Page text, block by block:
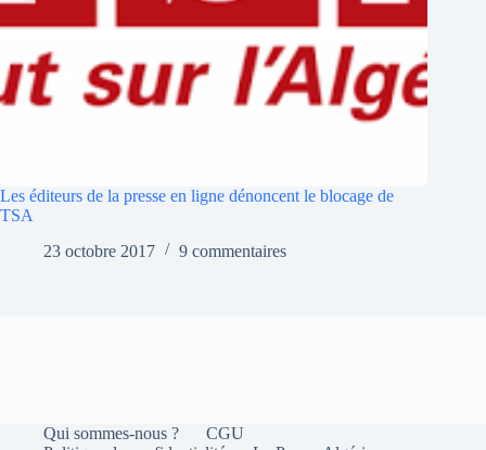
Les éditeurs de la presse en ligne dénoncent le blocage de
TSA
23 octobre 2017
9 commentaires
Qui sommes-nous ?
CGU